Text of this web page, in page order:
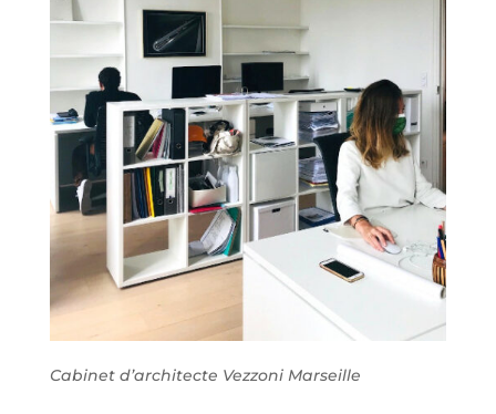
Cabinet d’architecte Vezzoni Marseille